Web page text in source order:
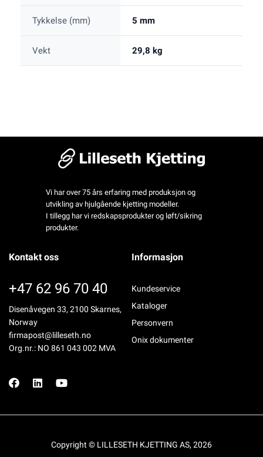
Tykkelse (mm) 5 mm
Vekt 29,8 kg
Vi har over 75 års erfaring med produksjon og
utvikling av hjulgående kjetting modeller.
I tillegg har vi redskapsprodukter og løft/sikring
produkter.
Kontakt oss
+47 62 96 70 40
Disenåvegen 33, 2100 Skarnes,
Norway
firmapost@lilleseth.no
Org.nr.: NO 861 043 002 MVA
Informasjon
Kundeservice
Kataloger
Personvern
Onix dokumenter
Copyright © LILLESETH KJETTING AS, 2026